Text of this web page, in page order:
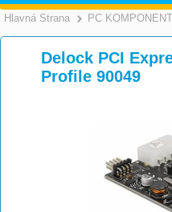
Hlavná Strana PC
Delock PCI
Profile 90049